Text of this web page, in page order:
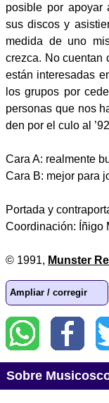
posible por apoyar
sus discos y
medida de uno
crezca. No cuentan
están interesadas
los grupos por
personas que nos
den por el culo al
Cara A: realmente
Cara B: mejor para
Portada y
Coordinación: Íñigo
© 1991, Munster
Ampliar / corregir
Sobre